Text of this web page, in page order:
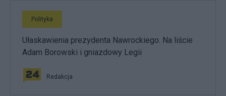
Polityka
Ułaskawienia prezydenta Nawrockiego. Na liście
Adam Borowski i gniazdowy Legii
Redakcja